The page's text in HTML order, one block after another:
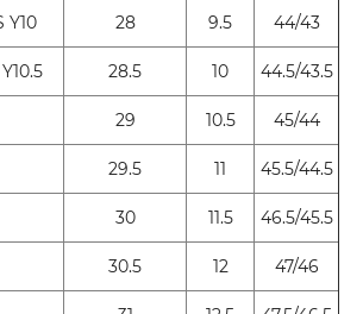
Y10 28 9.5
44/43
28.5 10
44.5/43.5
29 10.5
45/44
29.5 11
45.5/44.5
30 11.5
46.5/45.5
30.5 12
47/46